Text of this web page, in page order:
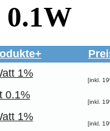
1%
[inkl.
0.1%
[inkl.
1%
[inkl.